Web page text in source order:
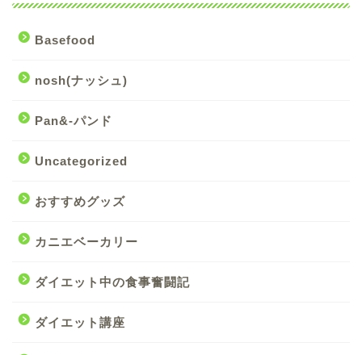
Basefood
nosh(ナッシュ)
Pan&-パンド
Uncategorized
おすすめグッズ
カニエベーカリー
ダイエット中の食事奮闘記
ダイエット講座